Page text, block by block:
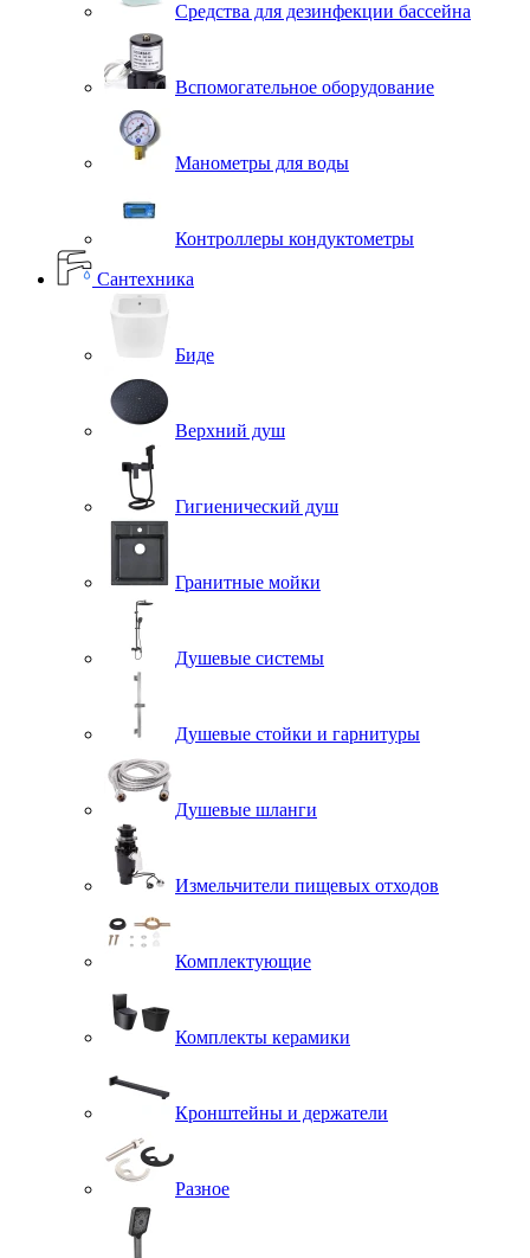
Средства для дезинфекции бассейна
Вспомогательное оборудование
Манометры для воды
Контроллеры кондуктометры
Сантехника
Биде
Верхний душ
Гигиенический душ
Гранитные мойки
Душевые системы
Душевые стойки и гарнитуры
Душевые шланги
Измельчители пищевых отходов
Комплектующие
Комплекты керамики
Кронштейны и держатели
Разное